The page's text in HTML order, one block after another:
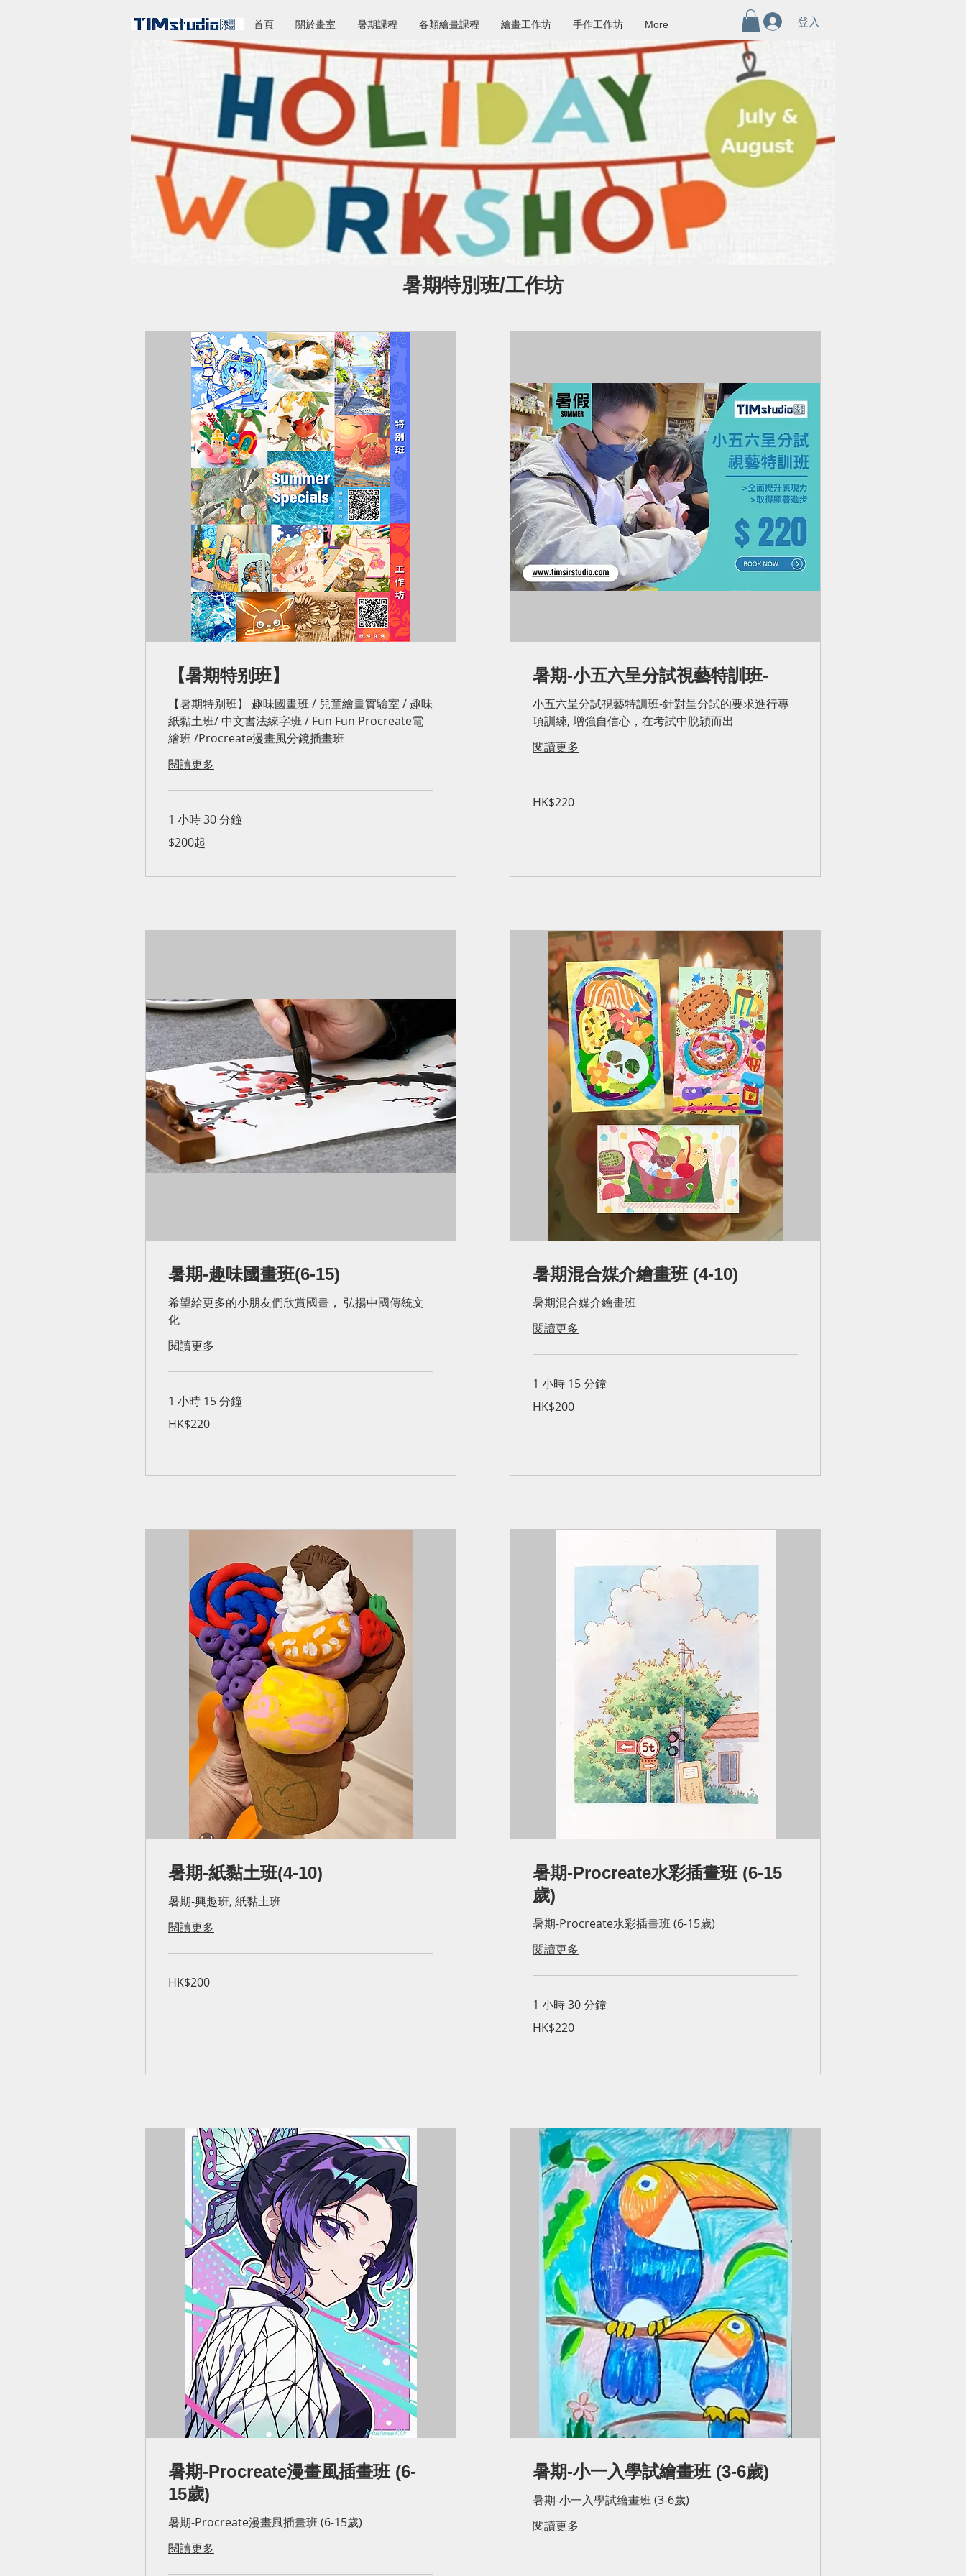
首頁 關於畫室 暑期課程 各類繪畫課程 繪畫工作坊 手作工作坊 More 登入
暑期特別班/工作坊
【暑期特别班】
【暑期特别班】 趣味國畫班 / 兒童繪畫實驗室 / 趣味
紙黏土班/ 中文書法練字班 / Fun Fun Procreate電
繪班 /Procreate漫畫風分鏡插畫班
閱讀更多
1 小時 30 分鐘
起
$200起
暑期-小五六呈分試視藝特訓班-
小五六呈分試視藝特訓班-針對呈分試的要求進行專
項訓練, 增強自信心，在考試中脫穎而出
閱讀更多
港
HK$220
暑期-趣味國畫班(6-15)
希望給更多的小朋友們欣賞國畫， 弘揚中國傳統文
化
閱讀更多
1 小時 15 分鐘
港
HK$220
暑期混合媒介繪畫班 (4-10)
暑期混合媒介繪畫班
閱讀更多
1 小時 15 分鐘
港
HK$200
暑期-紙黏土班(4-10)
暑期-興趣班, 紙黏土班
閱讀更多
港
HK$200
暑期-Procreate水彩插畫班 (6-15
歲)
暑期-Procreate水彩插畫班 (6-15歲)
閱讀更多
1 小時 30 分鐘
港
HK$220
暑期-Procreate漫畫風插畫班 (6-
15歲)
暑期-Procreate漫畫風插畫班 (6-15歲)
閱讀更多
暑期-小一入學試繪畫班 (3-6歲)
暑期-小一入學試繪畫班 (3-6歲)
閱讀更多